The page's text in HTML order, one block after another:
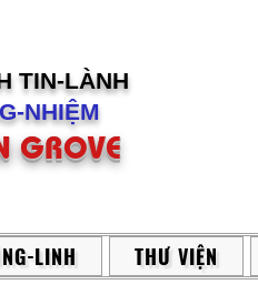
TIN-LÀNH
NHIỆM
GROVE
LINH THƯ VIỆN